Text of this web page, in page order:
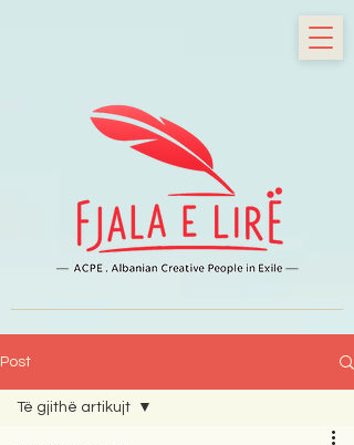
Post
Të gjithë artikujt